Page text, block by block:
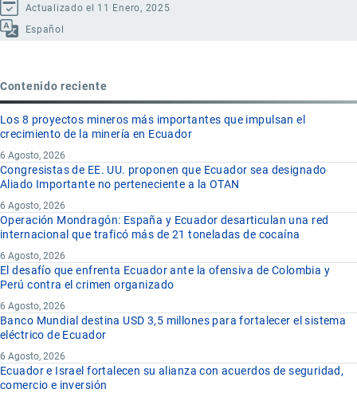
Actualizado el 11 Enero, 2025
Español
Contenido reciente
Los 8 proyectos mineros más importantes que impulsan el
crecimiento de la minería en Ecuador
6 Agosto, 2026
Congresistas de EE. UU. proponen que Ecuador sea designado
Aliado Importante no perteneciente a la OTAN
6 Agosto, 2026
Operación Mondragón: España y Ecuador desarticulan una red
internacional que traficó más de 21 toneladas de cocaína
6 Agosto, 2026
El desafío que enfrenta Ecuador ante la ofensiva de Colombia y
Perú contra el crimen organizado
6 Agosto, 2026
Banco Mundial destina USD 3,5 millones para fortalecer el sistema
eléctrico de Ecuador
6 Agosto, 2026
Ecuador e Israel fortalecen su alianza con acuerdos de seguridad,
comercio e inversión